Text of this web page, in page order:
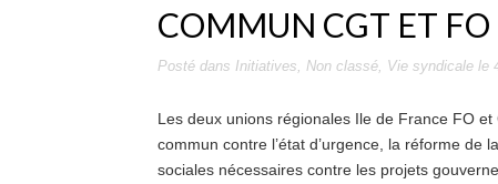
COMMUN CGT ET FO
Posté dans Initiatives, Non classé, Vie syndicale le
Les deux unions régionales Ile de France FO
commun contre l’état d’urgence, la réforme de
sociales nécessaires contre les projets